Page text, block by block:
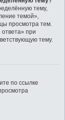
тему,
темой»,
просмотра тем.
при
тему.
по ссылке